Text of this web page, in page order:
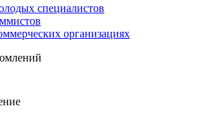
специалистов
организациях